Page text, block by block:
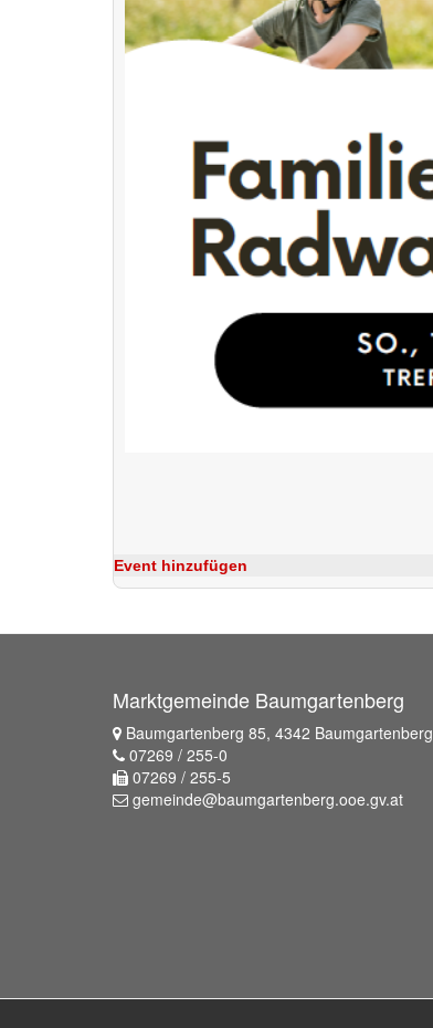
Event hinzufügen
Marktgemeinde Baumgartenberg
Baumgartenberg 85, 4342 Baumgartenberg
07269 / 255-0
07269 / 255-5
gemeinde@baumgartenberg.ooe.gv.at